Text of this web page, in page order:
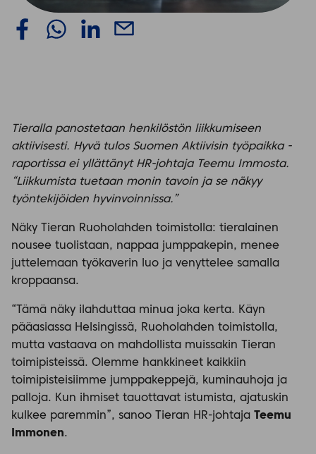
Tieralla panostetaan henkilöstön liikkumiseen
aktiivisesti. Hyvä tulos Suomen Aktiivisin työpaikka -
raportissa ei yllättänyt HR-johtaja Teemu Immosta.
“Liikkumista tuetaan monin tavoin ja se näkyy
työntekijöiden hyvinvoinnissa.”
Näky Tieran Ruoholahden toimistolla: tieralainen
nousee tuolistaan, nappaa jumppakepin, menee
juttelemaan työkaverin luo ja venyttelee samalla
kroppaansa.
“Tämä näky ilahduttaa minua joka kerta. Käyn
pääasiassa Helsingissä, Ruoholahden toimistolla,
mutta vastaava on mahdollista muissakin Tieran
toimipisteissä. Olemme hankkineet kaikkiin
toimipisteisiimme jumppakeppejä, kuminauhoja ja
palloja. Kun ihmiset tauottavat istumista, ajatuskin
kulkee paremmin”, sanoo Tieran HR-johtaja Teemu
Immonen.